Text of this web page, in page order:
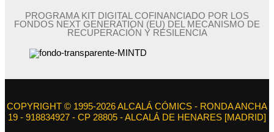
PROGRAMA KIT DIGITAL COFINANCIADO POR LOS
FONDOS NEXT GENERATION (EU) DEL MECANISMO DE
RECUPERACIÓN Y RESILENCIA
COPYRIGHT © 1995-2026 ALCALÁ CÓMICS - RONDA ANCHA
19 - 918834927 - CP 28805 - ALCALÁ DE HENARES [MADRID]